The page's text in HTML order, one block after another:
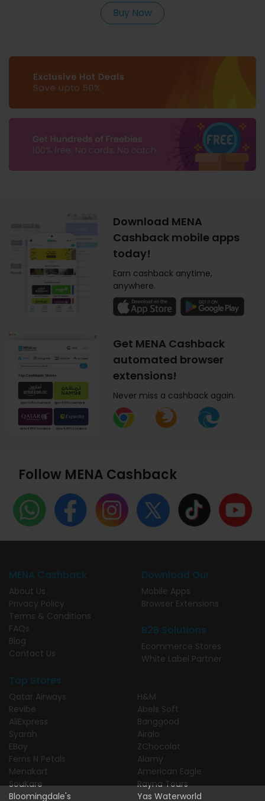
Buy Now
Download MENA
Cashback mobile apps
today!
Earn cashback anytime,
anywhere.
Get MENA Cashback
automated browser
extensions!
Never miss a cashback again.
Follow MENA Cashback
MENA Cashback
About Us
Privacy Policy
Terms & Conditions
FAQs
Blog
Contact Us
Download Our
Mobile Apps
Browser Extensions
B2B Solutions
Ecommerce Stores
White Label Partner
Top Stores
Qatar Airways
Revibe
AliExpress
Syarah
EBay
Ferns N Petals
Menakart
SouKare
Bloomingdale's
H&M
Abels Soft
Banggood
Airalo
ZChocolat
Alamy
American Eagle
Rayna Tours
Yas Waterworld